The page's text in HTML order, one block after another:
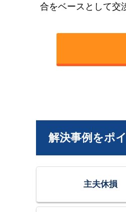
合をベースとして交
解決事例をポ
主夫休損